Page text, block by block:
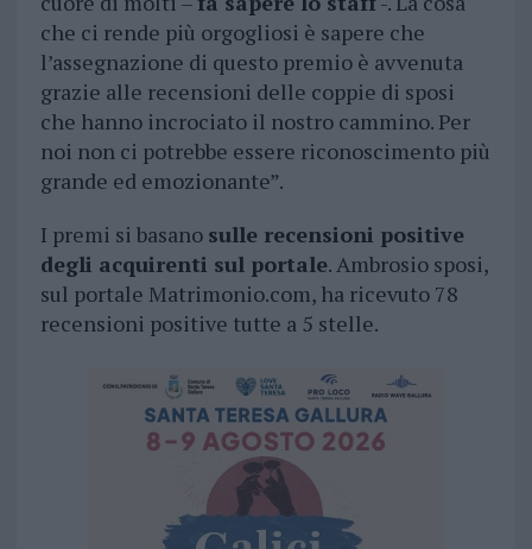
che ci rende più orgogliosi è sapere che
l’assegnazione di questo premio è avvenuta
grazie alle recensioni delle coppie di sposi
che hanno incrociato il nostro cammino. Per
noi non ci potrebbe essere riconoscimento più
grande ed emozionante”.
I premi si basano sulle recensioni positive
degli acquirenti sul portale. Ambrosio sposi,
sul portale Matrimonio.com, ha ricevuto 78
recensioni positive tutte a 5 stelle.